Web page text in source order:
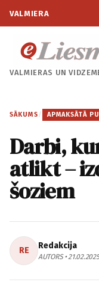
VALMIERA
VALMIERAS UN
SĀKUMS / APMAKSĀTĀ
Darbi,
atlikt –
šoziem
RE Redakcija
AUTORS •